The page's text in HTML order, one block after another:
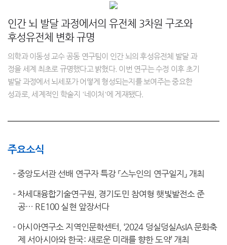
인간 뇌 발달 과정에서의 유전체 3차원 구조와
후성유전체 변화 규명
의학과 이동성 교수 공동 연구팀이 인간 뇌의 후성유전체 발달 과
정을 세계 최초로 규명했다고 밝혔다. 이번 연구는 수정 이후 초기
발달 과정에서 뇌세포가 어떻게 형성되는지를 보여주는 중요한
성과로, 세계적인 학술지 '네이처'에 게재됐다.
주요소식
-중앙도서관 선배 연구자 특강 「스누인의 연구일지」 개최
- 차세대융합기술연구원, 경기도민 참여형 햇빛발전소 준
공… RE100 실현 앞장서다
- 아시아연구소 지역인문학센터, ‘2024 덩실덩실AsIA 문화축
제 서아시아와 한국: 새로운 미래를 향한 도약’ 개최